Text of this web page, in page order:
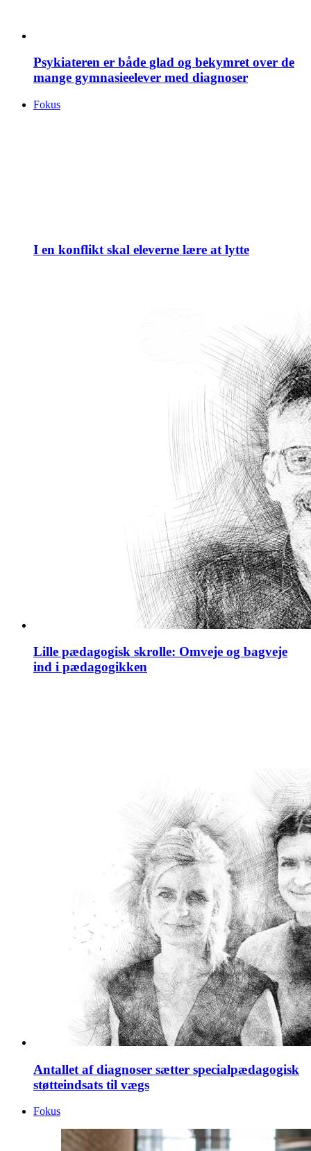
Psykiateren er både glad og bekymret over de
mange gymnasieelever med diagnoser
Fokus
I en konflikt skal eleverne lære at lytte
Lille pædagogisk skrolle: Omveje og bagveje
ind i pædagogikken
Antallet af diagnoser sætter specialpædagogisk
støtteindsats til vægs
Fokus